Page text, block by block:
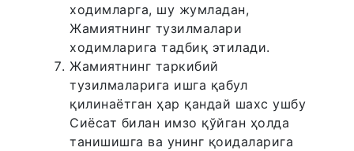
ходимларга, шу жумладан,
Жамиятнинг тузилмалари
ходимларига тадбиқ этилади.
Жамиятнинг таркибий
тузилмаларига ишга қабул
қилинаётган ҳар қандай шахс ушбу
Сиёсат билан имзо қўйган ҳолда
танишишга ва унинг қоидаларига